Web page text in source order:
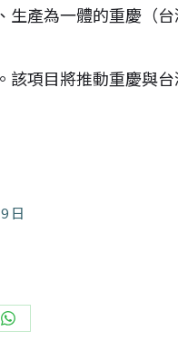
產為一體的重慶（
項目將推動重慶與
日
Share